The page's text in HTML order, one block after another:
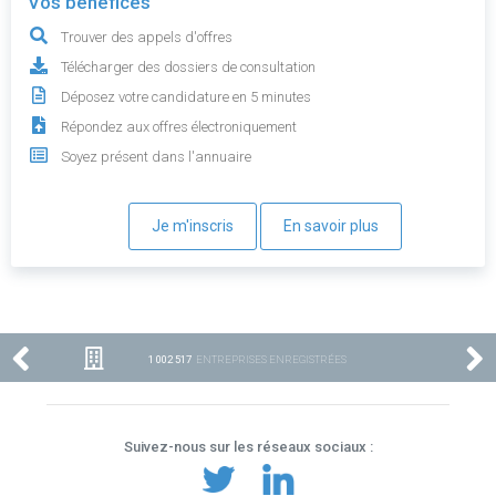
Trouver des appels d'offres
Télécharger des dossiers de consultation
Déposez votre candidature en 5 minutes
Répondez aux offres électroniquement
Soyez présent dans l'annuaire
Je m'inscris En savoir plus
1 002 517 ENTREPRISES ENREGISTRÉES
Suivez-nous sur les réseaux sociaux :